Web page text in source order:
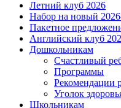
Летний клуб 2026
Набор на новый
Пакетное
Английский клуб
Дошкольникам
Счастливый
Программы
Рекомендации
Уголок
Школьникам